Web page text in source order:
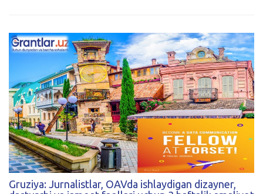
Gruziya: Jurnalistlar, OAVda ishlaydigan dizayner,